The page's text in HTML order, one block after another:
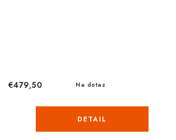
Na dotaz
€479,50
DETAIL